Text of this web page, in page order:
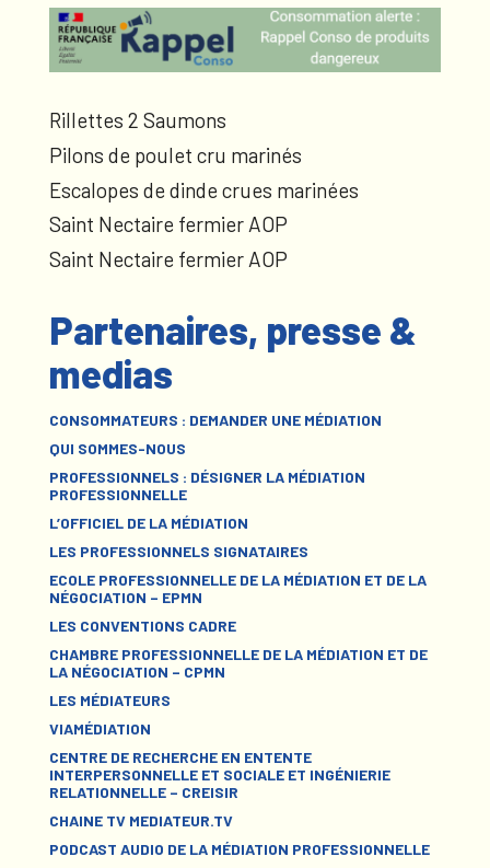
Rillettes 2 Saumons
Pilons de poulet cru marinés
Escalopes de dinde crues marinées
Saint Nectaire fermier AOP
Saint Nectaire fermier AOP
Partenaires, presse &
medias
CONSOMMATEURS : DEMANDER UNE MÉDIATION
QUI SOMMES-NOUS
PROFESSIONNELS : DÉSIGNER LA MÉDIATION
PROFESSIONNELLE
L’OFFICIEL DE LA MÉDIATION
LES PROFESSIONNELS SIGNATAIRES
ECOLE PROFESSIONNELLE DE LA MÉDIATION ET DE LA
NÉGOCIATION – EPMN
LES CONVENTIONS CADRE
CHAMBRE PROFESSIONNELLE DE LA MÉDIATION ET DE
LA NÉGOCIATION – CPMN
LES MÉDIATEURS
VIAMÉDIATION
CENTRE DE RECHERCHE EN ENTENTE
INTERPERSONNELLE ET SOCIALE ET INGÉNIERIE
RELATIONNELLE – CREISIR
CHAINE TV MEDIATEUR.TV
PODCAST AUDIO DE LA MÉDIATION PROFESSIONNELLE